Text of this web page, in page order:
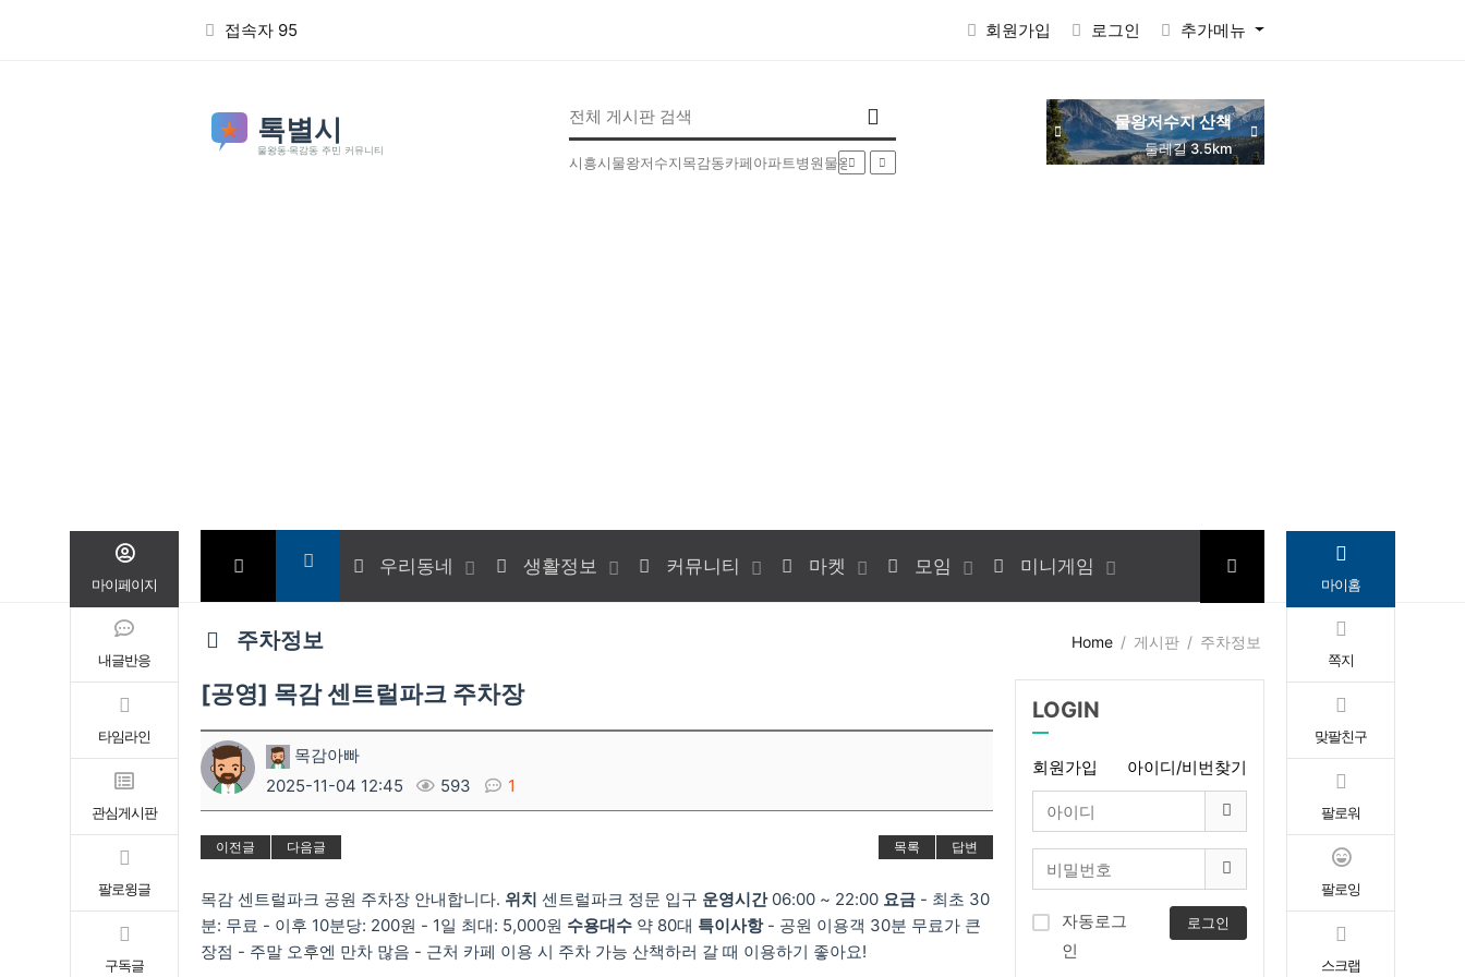
접속자 95
회원가입 로그인 추가메뉴
인기검색어
시흥시물왕저수지목감동카페아파트병원물왕동 부동산 5EXTRACTVALUE6937CONCAT0x7eSELECTELT6937693710x7e-
물왕저수지 산책
둘레길 3.5km
우리동네 생활정보 커뮤니티 마켓 모임 미니게임
주차정보 Home 게시판 주차정보
마이페이지
내글반응
타임라인
관심게시판
팔로윙글
구독글
마이홈
쪽지
맞팔친구
팔로워
팔로잉
스크랩
[공영] 목감 센트럴파크 주차장
목감아빠
2025-11-04 12:45
593 1
이전글 다음글 목록 답변
목감 센트럴파크 공원 주차장 안내합니다. 위치 센트럴파크 정문 입구 운영시간06:00 ~ 22:00 요금 - 최초 30
분: 무료 - 이후 10분당: 200원 - 1일 최대: 5,000원 수용대수 약 80대 특이사항- 공원 이용객 30분 무료가 큰
장점 - 주말 오후엔 만차 많음 - 근처 카페 이용 시 주차 가능 산책하러 갈 때 이용하기 좋아요!
LOGIN
회원가입 아이디/비번찾기
자동로그
인
로그인